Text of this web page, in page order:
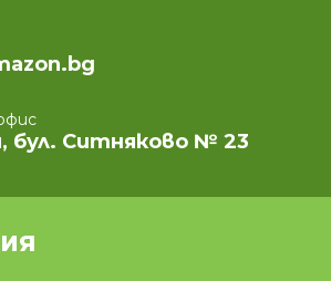
бул. Ситняково № 23